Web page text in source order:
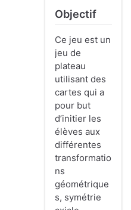
Objectif
Ce jeu est un
jeu de
plateau
utilisant des
cartes qui a
pour but
d’initier les
élèves aux
différentes
transformatio
ns
géométrique
s, symétrie